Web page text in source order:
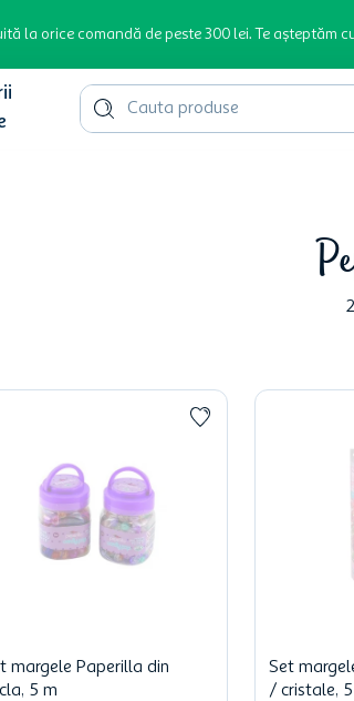
la orice comandă de peste 300 lei. Te așteptăm
Cauta produse
2
margele Paperilla din
5 m
Set
/ cristale,